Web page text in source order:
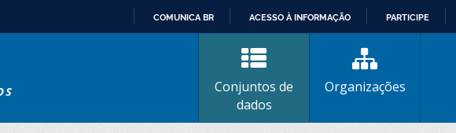
CONTEÚDO
COMUNICA BR ACESSO À INFORMAÇÃO PARTICIPE
Conjuntos de
dados
Organizações